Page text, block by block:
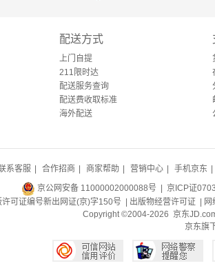
配送方式
上门自提
211限时达
配送服务查询
配送费收取标准
海外配送
系客服 合作招商 商家帮助 营销中心 手机京东
京公网安备 11000002000088号 | 京ICP证
许可证编号新出网证(京)字150号 | 出版物经营许可证
Copyright ©2004-2026 京东
京东旗